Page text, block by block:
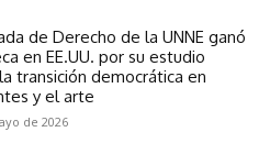
de Derecho de la UNNE ganó
en EE.UU. por su estudio
transición democrática en
y el arte
de 2026